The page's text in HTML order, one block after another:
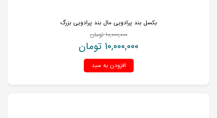
بکسل بند پرادویی مال بند پرادویی بزرگ
10,000,000 تومان
10,000,000 تومان
افزودن به سبد